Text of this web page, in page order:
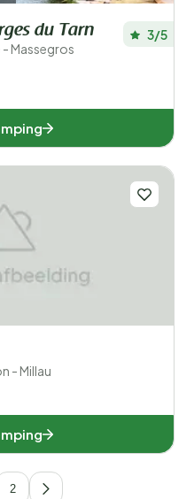
du Tarn
Massegros
3/5
- Millau
2